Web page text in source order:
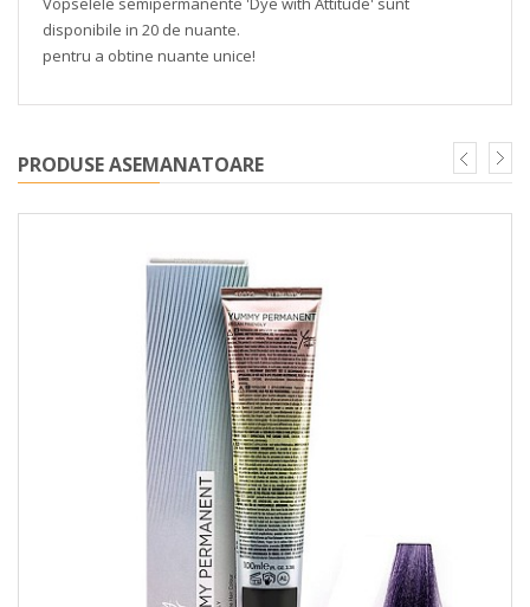
disponibile in 20 de nuante.
pentru a obtine nuante unice!
PRODUSE ASEMANATOARE